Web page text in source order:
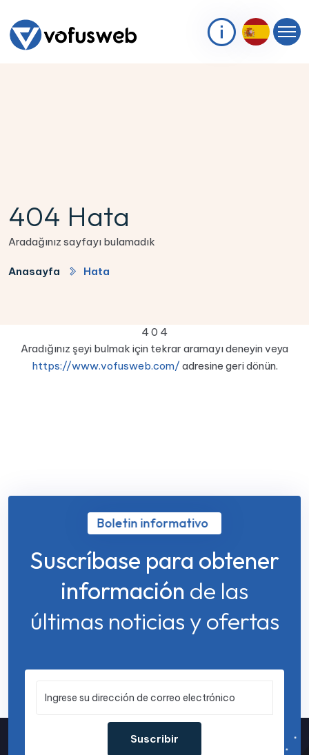
404 Hata
Aradağınız sayfayı bulamadık
Anasayfa Hata
40 4
Aradığınız şeyi bulmak için tekrar aramayı deneyin veya
https://www.vofusweb.com/ adresine geri dönün.
Boletin informativo
Suscríbase para obtener
información de las
últimas noticias y ofertas
Suscribir